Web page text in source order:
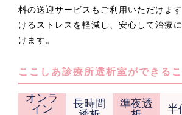
料の送迎サービスもご利用いただけま
けるストレスを軽減し、安心して治療
けます。
ここしあ診療所透析室ができるこ
オンラ
イン
長時間
準夜透
半